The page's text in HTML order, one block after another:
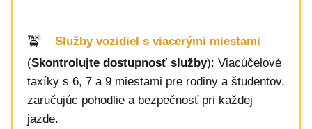
Služby vozidiel s viacerými miestami
(Skontrolujte dostupnosť služby): Viacúčelové
taxíky s 6, 7 a 9 miestami pre rodiny a študentov,
zaručujúc pohodlie a bezpečnosť pri každej
jazde.